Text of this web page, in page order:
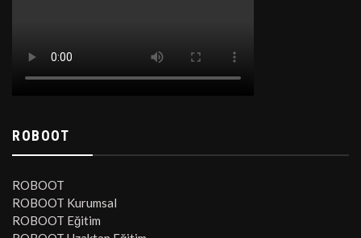
ROBOOT
ROBOOT
ROBOOT Kurumsal
ROBOOT Eğitim